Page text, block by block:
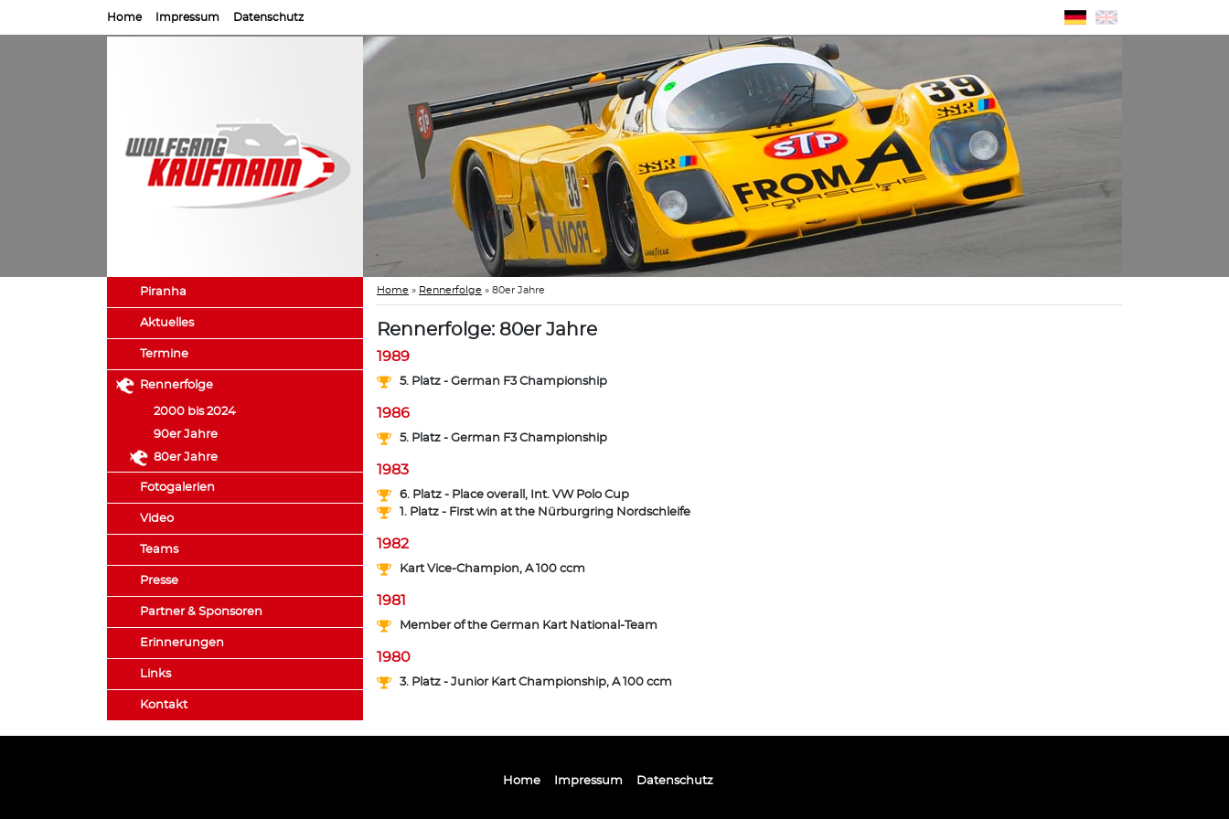
Home Impressum Datenschutz
Piranha
Aktuelles
Termine
Rennerfolge
2000 bis 2024
90er Jahre
80er Jahre
Fotogalerien
Video
Teams
Presse
Partner & Sponsoren
Erinnerungen
Links
Kontakt
Home » Rennerfolge » 80er Jahre
Rennerfolge: 80er Jahre
1989
5. Platz - German F3 Championship
1986
5. Platz - German F3 Championship
1983
6. Platz - Place overall, Int. VW Polo Cup
1. Platz - First win at the Nürburgring Nordschleife
1982
Kart Vice-Champion, A 100 ccm
1981
Member of the German Kart National-Team
1980
3. Platz - Junior Kart Championship, A 100 ccm
Home Impressum Datenschutz